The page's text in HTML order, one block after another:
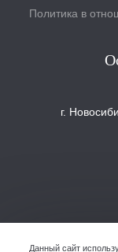
Политика в
г.
ООО «Уралплит» |
Данный сайт